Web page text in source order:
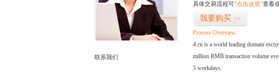
联系我们
具体交易流程可“点击这里”查看
我要购买 >>
Process Overview:
4.cn is a world leading domain
million RMB transaction volume
5 workdays.